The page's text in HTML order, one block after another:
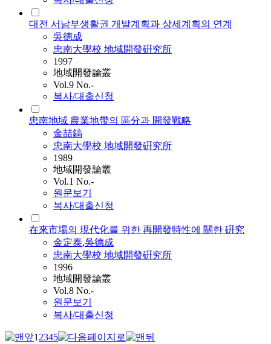
대전 서남부생활권 개발계획과 상세계획의 연계
吳德成
忠南大學校 地域開發硏究所
1997
地域開發論叢
Vol.9 No.-
복사/대출신청
忠南地域 農業地帶의 區分과 開發戰略
金喆鎬
忠南大學校 地域開發硏究所
1989
地域開發論叢
Vol.1 No.-
원문보기
복사/대출신청
在來市場의 現代化를 위한 再開發特性에 關한 硏究
金定泰,吳德成
忠南大學校 地域開發硏究所
1996
地域開發論叢
Vol.8 No.-
원문보기
복사/대출신청
12345